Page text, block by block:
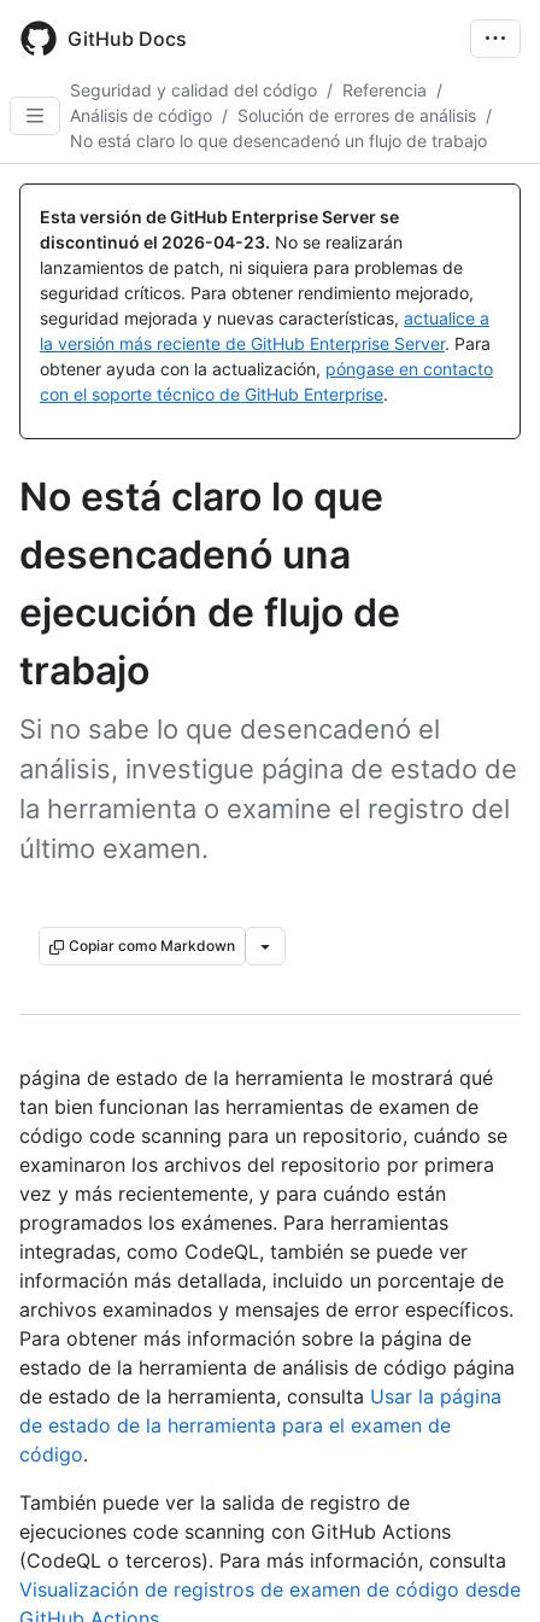
main
GitHub Docs
Seguridad y calidad del código / Referencia /
Análisis de código / Solución de errores de análisis /
No está claro lo que desencadenó un flujo de trabajo
Esta versión de GitHub Enterprise Server se
discontinuó el 2026-04-23. No se realizarán
lanzamientos de patch, ni siquiera para problemas de
seguridad críticos. Para obtener rendimiento mejorado,
seguridad mejorada y nuevas características, actualice a
la versión más reciente de GitHub Enterprise Server. Para
obtener ayuda con la actualización, póngase en contacto
con el soporte técnico de GitHub Enterprise.
No está claro lo que
desencadenó una
ejecución de flujo de
trabajo
Si no sabe lo que desencadenó el
análisis, investigue página de estado de
la herramienta o examine el registro del
último examen.
Copiar como Markdown
página de estado de la herramienta le mostrará qué
tan bien funcionan las herramientas de examen de
código code scanning para un repositorio, cuándo se
examinaron los archivos del repositorio por primera
vez y más recientemente, y para cuándo están
programados los exámenes. Para herramientas
integradas, como CodeQL, también se puede ver
información más detallada, incluido un porcentaje de
archivos examinados y mensajes de error específicos.
Para obtener más información sobre la página de
estado de la herramienta de análisis de código página
de estado de la herramienta, consulta Usar la página
de estado de la herramienta para el examen de
código.
También puede ver la salida de registro de
ejecuciones code scanning con GitHub Actions
(CodeQL o terceros). Para más información, consulta
Visualización de registros de examen de código desde